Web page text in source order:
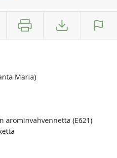
Maria)
arominvahvennetta (E621)